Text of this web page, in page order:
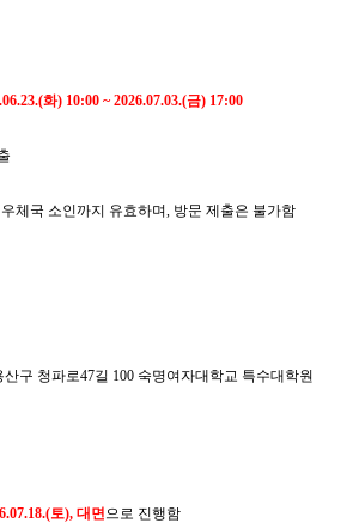
화) 10:00 ~ 2026.07.03.(금) 17:00
체국 소인까지 유효하며, 방문 제출은 불가함
산구 청파로47길 100 숙명여자대학교 특수대학원
토), 대면으로 진행함